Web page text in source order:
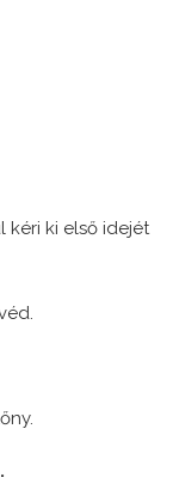
kéri ki első idejét